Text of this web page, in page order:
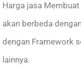
Harga jasa
akan berbeda
dengan Framework
lainnya.